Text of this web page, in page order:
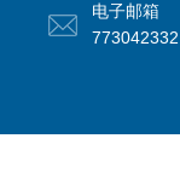
电子邮箱